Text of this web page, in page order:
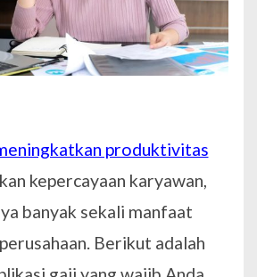
produktivitas
kepercayaan karyawan,
banyak sekali manfaat
Berikut adalah